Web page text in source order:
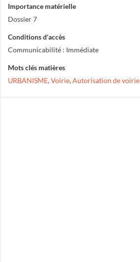
Importance matérielle
Dossier 7
Conditions d'accès
Communicabilité : Immédiate
Mots clés matières
URBANISME,Voirie,Autorisation de voirie